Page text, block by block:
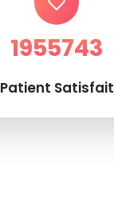
1955743
Patient Satisfait